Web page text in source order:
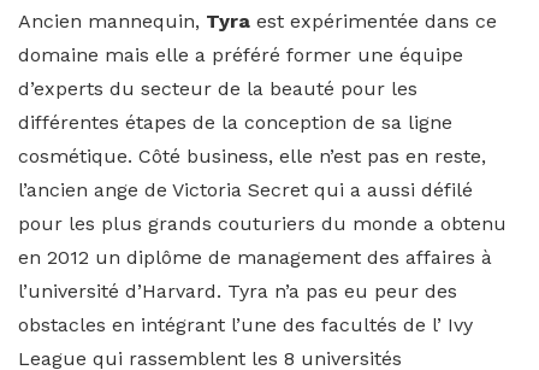
Ancien mannequin, Tyra est expérimentée dans ce
domaine mais elle a préféré former une équipe
d’experts du secteur de la beauté pour les
différentes étapes de la conception de sa ligne
cosmétique. Côté business, elle n’est pas en reste,
l’ancien ange de Victoria Secret qui a aussi défilé
pour les plus grands couturiers du monde a obtenu
en 2012 un diplôme de management des affaires à
l’université d’Harvard. Tyra n’a pas eu peur des
obstacles en intégrant l’une des facultés de l’ Ivy
League qui rassemblent les 8 universités